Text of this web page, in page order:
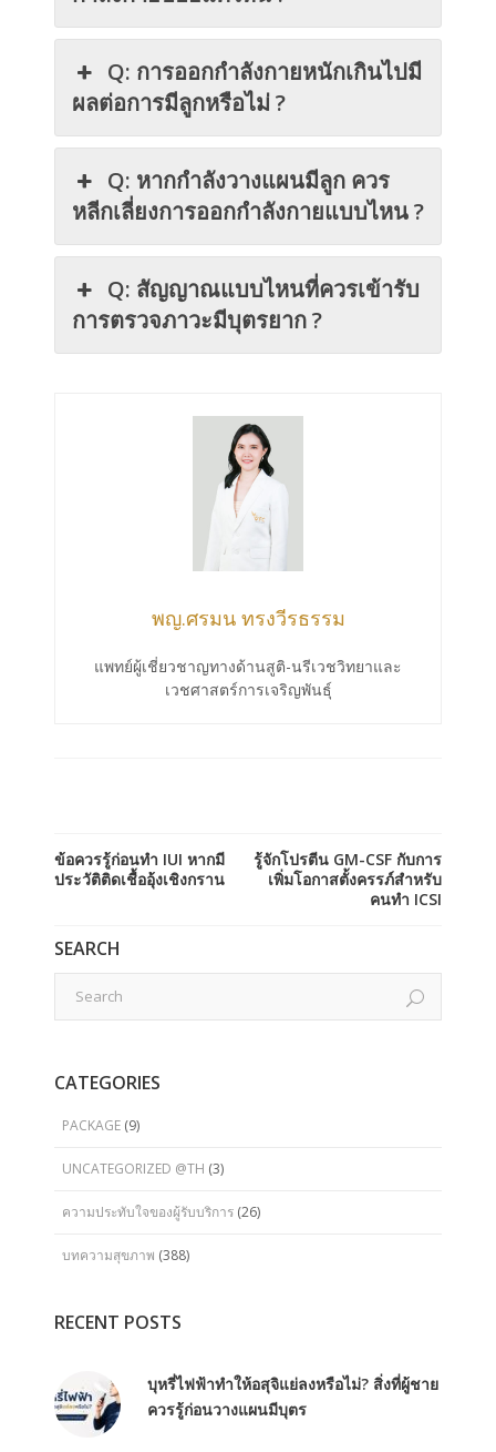
Q: การออกกำลังกายหนักเกินไปมี
ผลต่อการมีลูกหรือไม่ ?
Q: หากกำลังวางแผนมีลูก ควร
หลีกเลี่ยงการออกกำลังกายแบบไหน ?
Q: สัญญาณแบบไหนที่ควรเข้ารับ
การตรวจภาวะมีบุตรยาก ?
พญ.ศรมน ทรงวีรธรรม
แพทย์ผู้เชี่ยวชาญทางด้านสูติ-นรีเวชวิทยาและ
เวชศาสตร์การเจริญพันธุ์
ข้อควรรู้ก่อนทำ IUI หากมี
ประวัติติดเชื้ออุ้งเชิงกราน
รู้จักโปรตีน GM-CSF กับการ
เพิ่มโอกาสตั้งครรภ์สำหรับ
คนทำ ICSI
SEARCH
CATEGORIES
PACKAGE (9)
UNCATEGORIZED @TH (3)
ความประทับใจของผู้รับบริการ (26)
บทความสุขภาพ (388)
RECENT POSTS
บุหรี่ไฟฟ้าทำให้อสุจิแย่ลงหรือไม่? สิ่งที่ผู้ชาย
ควรรู้ก่อนวางแผนมีบุตร